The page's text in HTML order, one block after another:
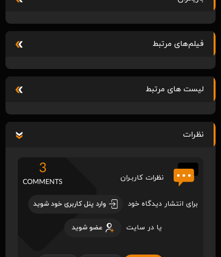
فیلم‌های مرتبط
لیست های مرتبط
نظرات
نظرات کاربـران
3
COMMENTS
برای انتشار دیدگاه خود وارد پنل کاربری خود شوید
یا در سایت عضو شوید